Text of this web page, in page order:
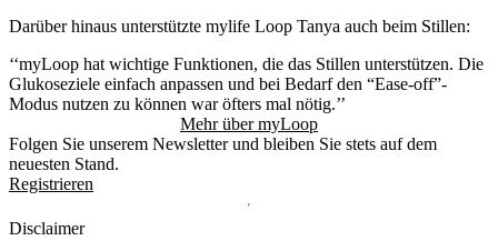
Darüber hinaus unterstützte mylife Loop Tanya auch beim Stillen:
‘‘myLoop hat wichtige Funktionen, die das Stillen unterstützen. Die
Glukoseziele einfach anpassen und bei Bedarf den “Ease-off”-
Modus nutzen zu können war öfters mal nötig.’’
Mehr über myLoop
Folgen Sie unserem Newsletter und bleiben Sie stets auf dem
neuesten Stand.
Registrieren
Disclaimer